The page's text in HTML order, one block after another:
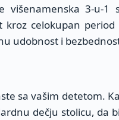
višenamenska 3-u-1
celokupan
udobnost i
sa vašim detetom.
dečju stolicu, da